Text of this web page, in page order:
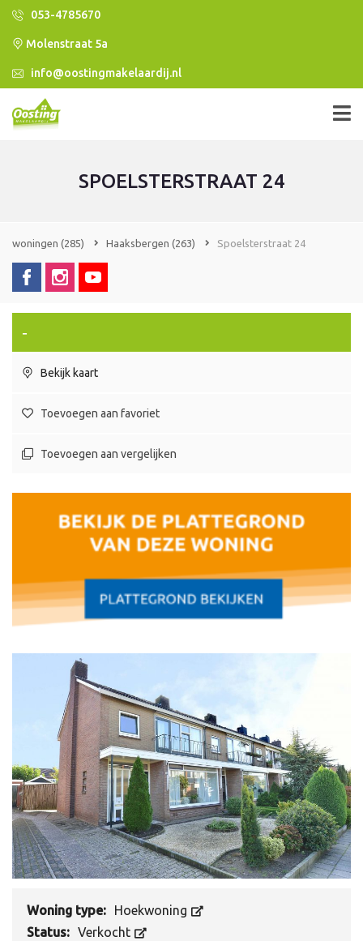
053-4785670
Molenstraat 5a
info@oostingmakelaardij.nl
SPOELSTERSTRAAT 24
woningen (285) Haaksbergen (263) Spoelsterstraat 24
-
Bekijk kaart
Toevoegen aan favoriet
Toevoegen aan vergelijken
Woning type:
Hoekwoning
Status: Verkocht